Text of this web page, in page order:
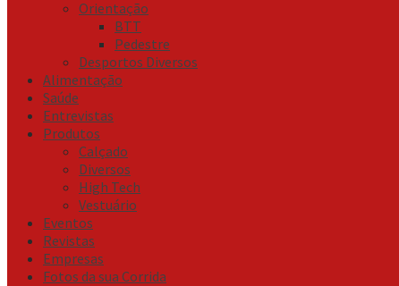
Orientação
BTT
Pedestre
Desportos Diversos
Alimentação
Saúde
Entrevistas
Produtos
Calçado
Diversos
High Tech
Vestuário
Eventos
Revistas
Empresas
Fotos da sua Corrida